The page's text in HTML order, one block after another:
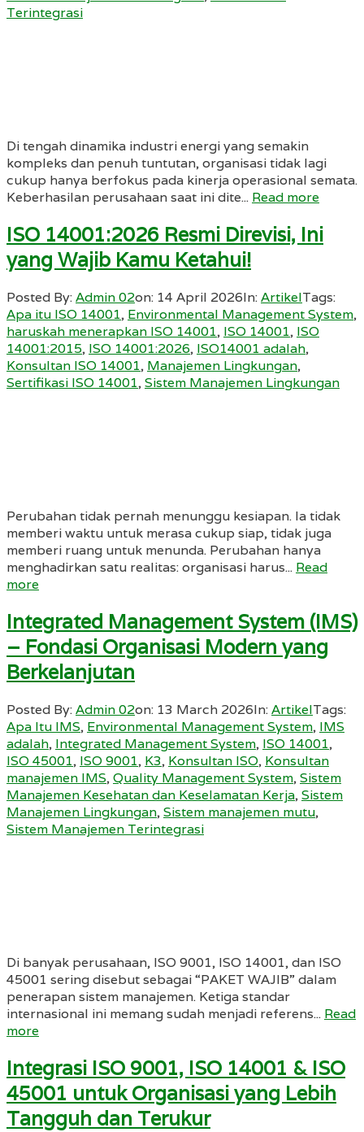
Terintegrasi
Di tengah dinamika industri energi yang semakin
kompleks dan penuh tuntutan, organisasi tidak lagi
cukup hanya berfokus pada kinerja operasional semata.
Keberhasilan perusahaan saat ini dite... Read more
ISO 14001:2026 Resmi Direvisi, Ini
yang Wajib Kamu Ketahui!
Posted By:Admin 02on: 14 April 2026In:ArtikelTags:
Apa itu ISO 14001, Environmental Management System,
haruskah menerapkan ISO 14001, ISO 14001, ISO
14001:2015, ISO 14001:2026, ISO14001 adalah,
Konsultan ISO 14001, Manajemen Lingkungan,
Sertifikasi ISO 14001,Sistem Manajemen Lingkungan
Perubahan tidak pernah menunggu kesiapan. Ia tidak
memberi waktu untuk merasa cukup siap, tidak juga
memberi ruang untuk menunda. Perubahan hanya
menghadirkan satu realitas: organisasi harus... Read
more
Integrated Management System (IMS)
– Fondasi Organisasi Modern yang
Berkelanjutan
Posted By:Admin 02on: 13 March 2026In:ArtikelTags:
Apa Itu IMS, Environmental Management System, IMS
adalah, Integrated Management System, ISO 14001,
ISO 45001, ISO 9001, K3, Konsultan ISO, Konsultan
manajemen IMS,Quality Management System,Sistem
Manajemen Kesehatan dan Keselamatan Kerja,Sistem
Manajemen Lingkungan,Sistem manajemen mutu,
Sistem Manajemen Terintegrasi
Di banyak perusahaan, ISO 9001, ISO 14001, dan ISO
45001 sering disebut sebagai “PAKET WAJIB” dalam
penerapan sistem manajemen. Ketiga standar
internasional ini memang sudah menjadi referens... Read
more
Integrasi ISO 9001, ISO 14001 & ISO
45001 untuk Organisasi yang Lebih
Tangguh dan Terukur